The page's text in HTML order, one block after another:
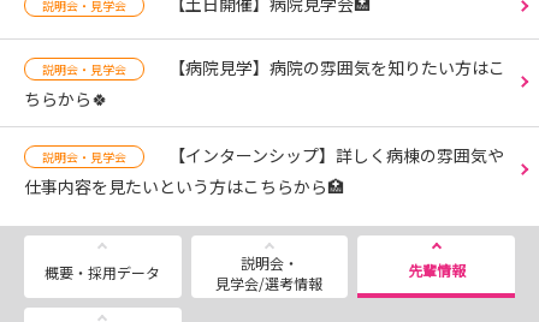
説明会・見学会
説明会・見学会
【病院見学】病院の雰囲気を知りたい方はこ
ちらから🍀
説明会・見学会
【インターンシップ】詳しく病棟の雰囲気や
仕事内容を見たいという方はこちらから🏥
概要・採用データ
説明会・
見学会/選考情報
先輩情報